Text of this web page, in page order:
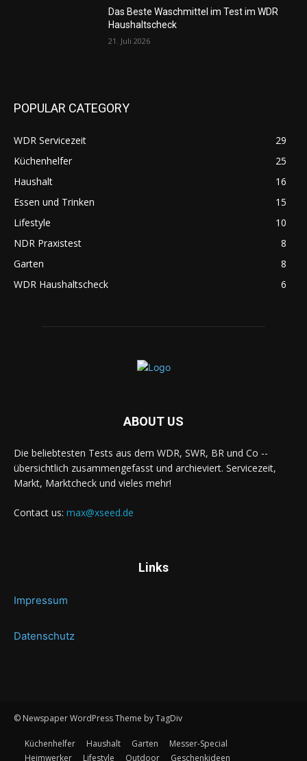
Das Beste Waschmittel im Test im WDR
Haushaltscheck
21. Juli 2026
POPULAR CATEGORY
WDR Servicezeit
29
Küchenhelfer
25
Haushalt
16
Essen und Trinken
15
Lifestyle
10
NDR Praxistest
8
Garten
8
WDR Haushaltscheck
6
ABOUT US
Die beliebtesten Tests aus dem WDR, SWR, BR und Co --
übersichtlich zusammengefasst und archieviert. Servicezeit,
Markt, Marktcheck und vieles mehr!
Contact us: max@xseed.de
Links
Impressum
Datenschutz
© Newspaper WordPress Theme by TagDiv
Küchenhelfer Haushalt Garten
Messer-Special
Heimwerker
Lifestyle Outdoor Geschenkideen